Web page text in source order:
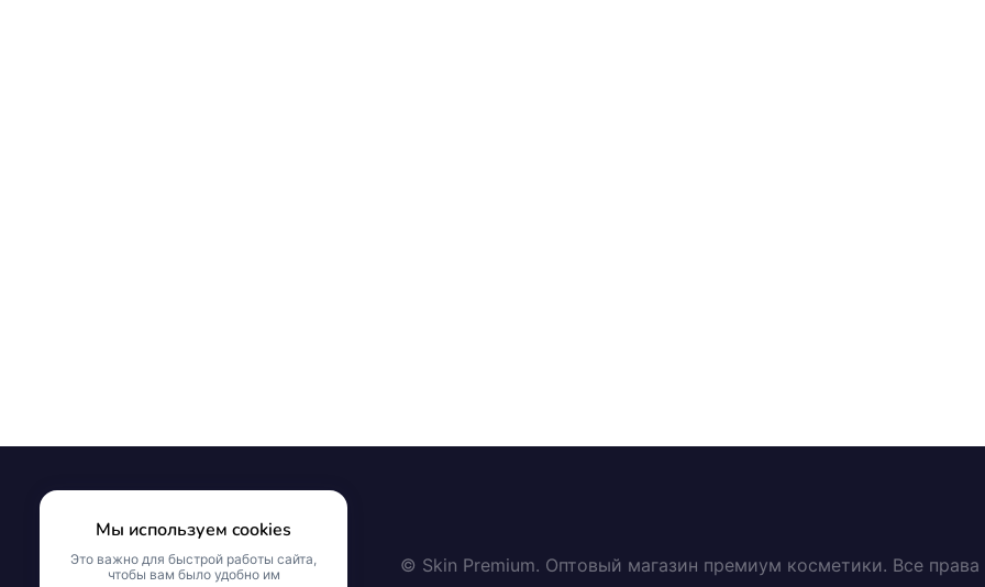
© Skin Premium. Оптовый магазин премиум косметики. Все
Мы используем cookies
Это важно для быстрой работы сайта,
чтобы вам было удобно им